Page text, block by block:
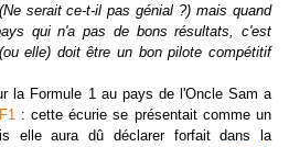
serait ce-t-il pas génial ?) mais quand
qui n'a pas de bons résultats, c'est
elle) doit être un bon pilote compétitif
la Formule 1 au pays de l'Oncle Sam a
: cette écurie se présentait comme un
elle aura dû déclarer forfait dans la